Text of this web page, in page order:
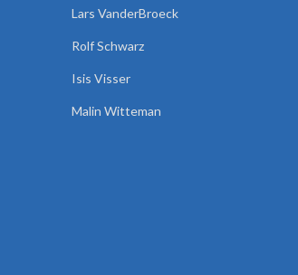
Lars VanderBroeck
Rolf Schwarz
Isis Visser
Malin Witteman